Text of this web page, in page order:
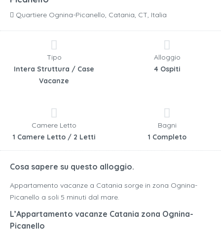
Quartiere Ognina-Picanello, Catania, CT, Italia
Tipo
Intera Struttura / Case
Vacanze
Alloggio
4 Ospiti
Camere Letto
1 Camere Letto / 2 Letti
Bagni
1 Completo
Cosa sapere su questo alloggio.
Appartamento vacanze a Catania sorge in zona Ognina-
Picanello a soli 5 minuti dal mare.
L’Appartamento vacanze Catania zona Ognina-
Picanello